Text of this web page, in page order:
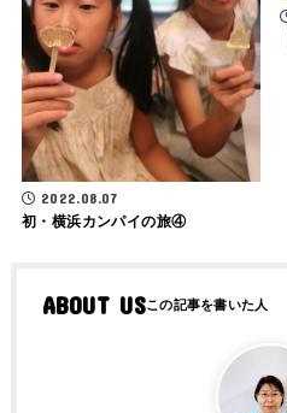
2022.08.07
初・横浜カンパイの旅④
ABOUT US